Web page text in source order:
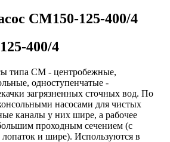
СМ150-125-400/4
400/4
типа СМ - центробежные,
одноступенчатые -
загрязненных сточных вод. По
насосами для чистых
каналы у них шире, а рабочее
проходным сечением (с
и шире). Используются в